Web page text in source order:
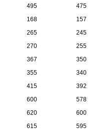
495
475
168
157
265
245
270
255
367
350
355
340
415
392
600
578
620
600
615 595